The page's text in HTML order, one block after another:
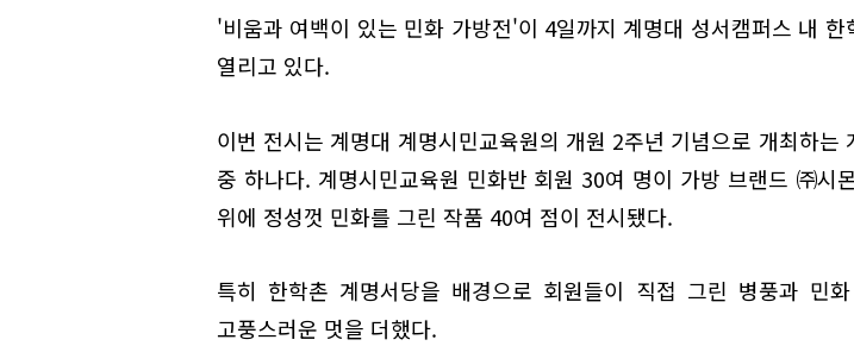
'비움과 여백이 있는 민화 가방전'이 4일까지 계명대 성서캠퍼스 내 한
열리고 있다.
이번 전시는 계명대 계명시민교육원의 개원 2주년 기념으로 개최하는
중 하나다. 계명시민교육원 민화반 회원 30여 명이 가방 브랜드 ㈜시
위에 정성껏 민화를 그린 작품 40여 점이 전시됐다.
특히 한학촌 계명서당을 배경으로 회원들이 직접 그린 병풍과 민
고풍스러운 멋을 더했다.